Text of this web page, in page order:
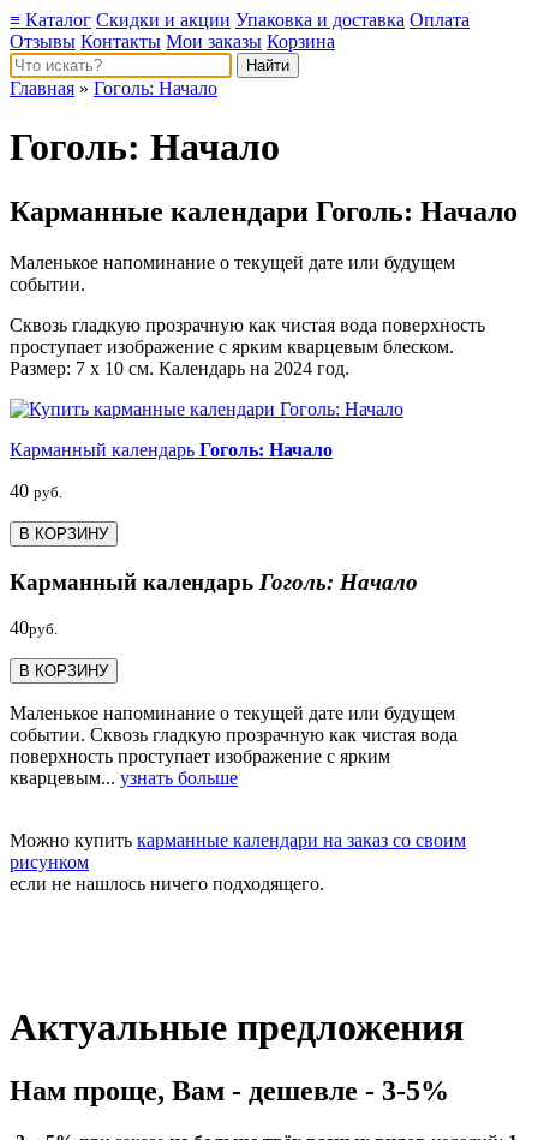
≡ Каталог Скидки и акции Упаковка и доставка Оплата
Отзывы Контакты Мои заказы Корзина
Главная » Гоголь: Начало
Гоголь: Начало
Карманные календари Гоголь: Начало
Маленькое напоминание о текущей дате или будущем
событии.
Сквозь гладкую прозрачную как чистая вода поверхность
проступает изображение с ярким кварцевым блеском.
Размер: 7 х 10 см. Календарь на 2024 год.
Карманный календарь Гоголь: Начало
40 руб.
В КОРЗИНУ
Карманный календарь Гоголь: Начало
40руб.
В КОРЗИНУ
Маленькое напоминание о текущей дате или будущем
событии. Сквозь гладкую прозрачную как чистая вода
поверхность проступает изображение с ярким
кварцевым... узнать больше
Можно купить карманные календари на заказ со своим
рисунком
если не нашлось ничего подходящего.
Актуальные предложения
Нам проще, Вам - дешевле - 3-5%